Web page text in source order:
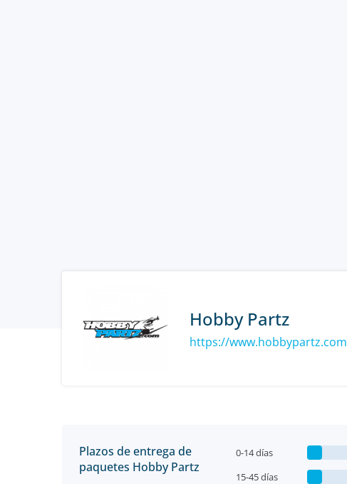
Hobby Partz
https://www.hobbypartz.com
Plazos de entrega de
paquetes Hobby Partz
0-14 días
15-45 días